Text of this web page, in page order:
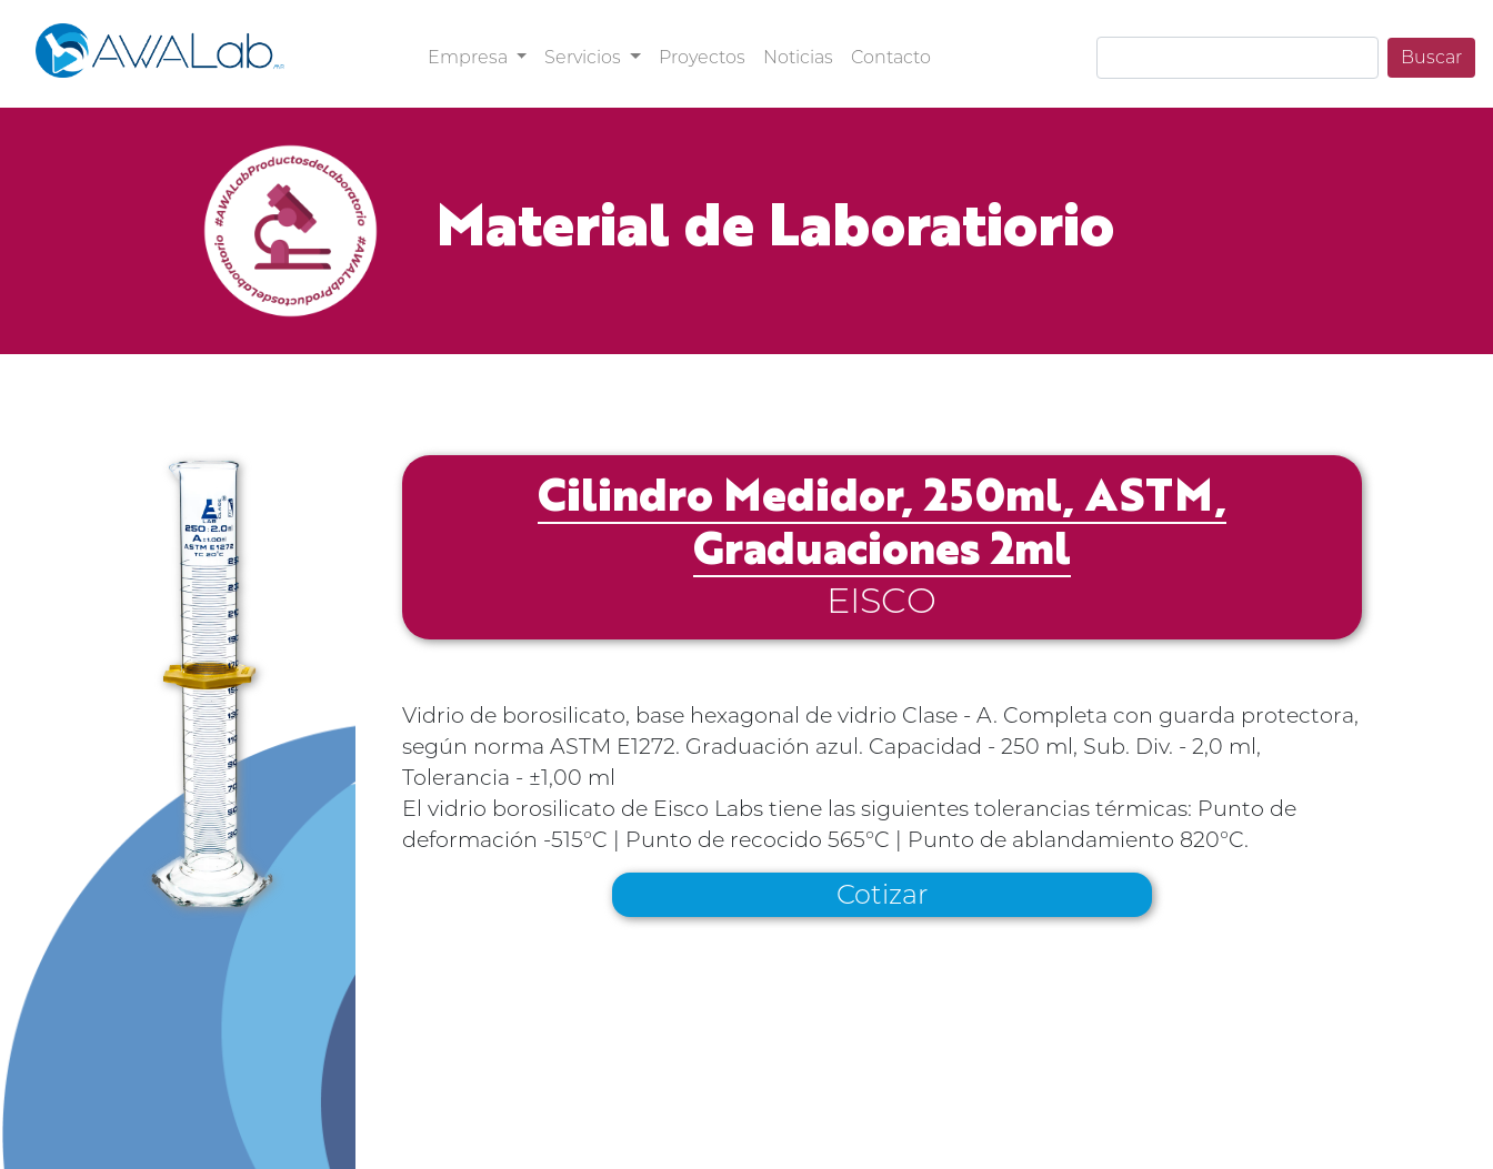
Empresa Servicios Proyectos Noticias Contacto Buscar
Material de Laboratiorio
Cilindro Medidor, 250ml, ASTM,
Graduaciones 2ml
EISCO
Vidrio de borosilicato, base hexagonal de vidrio Clase - A. Completa con guarda protectora,
según norma ASTM E1272. Graduación azul. Capacidad - 250 ml, Sub. Div. - 2,0 ml,
Tolerancia - ±1,00 ml
El vidrio borosilicato de Eisco Labs tiene las siguientes tolerancias térmicas: Punto de
deformación -515°C | Punto de recocido 565°C | Punto de ablandamiento 820°C.
Cotizar